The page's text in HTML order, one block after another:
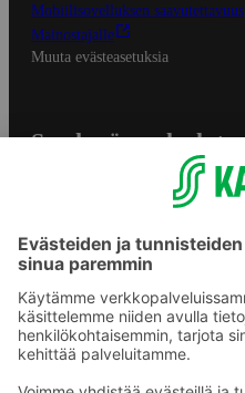
Mobiilisovelluksen saavutettavuus
Mainostajalle
Muuta evästeasetuksia
S-ryhmän palvelut
Yhteishyvä Ruoka -sovellus
S-ostoslista -sovellus
Prisma.fi
Sokos.fi
S-Pankki